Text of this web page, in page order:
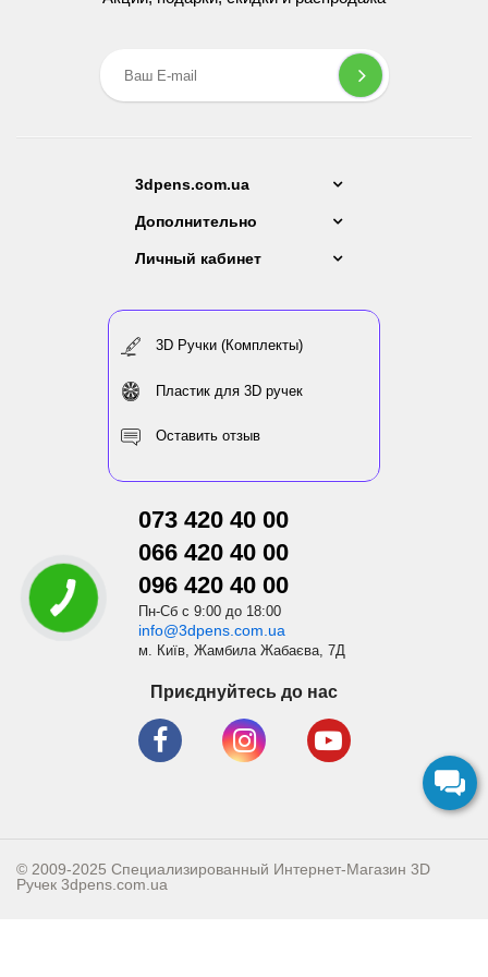
3dpens.com.ua
Дополнительно
Личный кабинет
3D Ручки (Комплекты)
Пластик для 3D ручек
Оставить отзыв
073 420 40 00
066 420 40 00
096 420 40 00
Пн-Сб с 9:00 до 18:00
info@3dpens.com.ua
м. Київ, Жамбила Жабаєва, 7Д
Приєднуйтесь до нас
© 2009-2025 Специализированный Интернет-Магазин 3D
Ручек 3dpens.com.ua